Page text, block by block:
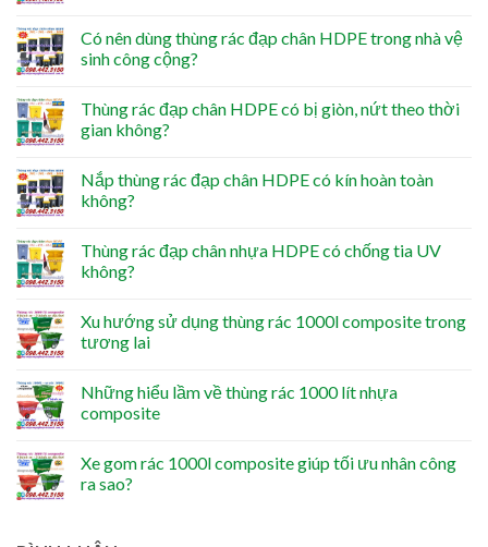
Có nên dùng thùng rác đạp chân HDPE trong nhà vệ
sinh công cộng?
Thùng rác đạp chân HDPE có bị giòn, nứt theo thời
gian không?
Nắp thùng rác đạp chân HDPE có kín hoàn toàn
không?
Thùng rác đạp chân nhựa HDPE có chống tia UV
không?
Xu hướng sử dụng thùng rác 1000l composite trong
tương lai
Những hiểu lầm về thùng rác 1000 lít nhựa
composite
Xe gom rác 1000l composite giúp tối ưu nhân công
ra sao?